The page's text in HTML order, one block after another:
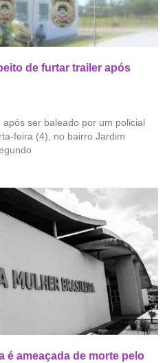
de furtar trailer após
ser baleado por um policial
feira (4), no bairro Jardim
é ameaçada de morte pelo